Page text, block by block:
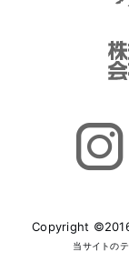
Copyright ©2016
当サイトの